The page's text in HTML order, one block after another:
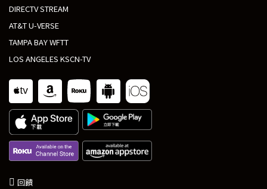
DIRECTV STREAM
AT&T U-VERSE
TAMPA BAY WFTT
LOS ANGELES KSCN-TV
回饋